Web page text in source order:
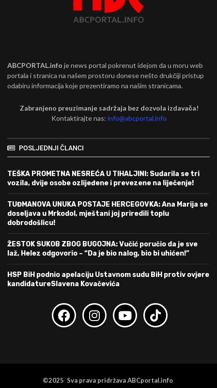
ABCPORTAL.info je news portal pokrenut idejom da u moru web
portala i stranica na našem prostoru donese nešto drukčiji pristup
odabiru informacija koje prezentiramo na našim stranicama.
Zabranjeno preuzimanje sadržaja bez dozvola izdavača!
Kontaktirajte nas:info@abcportal.info
POSLJEDNJI ČLANCI
TEŠKA PROMETNA NESREĆA U TIHALJINI: Sudarila se tri
vozila, dvije osobe ozlijeđene i prevezene na liječenje!
TUĐMANOVA UNUKA POSTAJE HERCEGOVKA: Ana Marija se
doseljava u Mrkodol, mještani joj priredili toplu
dobrodošlicu!
ŽESTOK SUKOB ZBOG BUGOJNA: Vučić poručio da je sve
laž, Helez odgovorio – “Da je bio nalog, bio bi uhićen!”
HSP BiH podnio apelaciju Ustavnom sudu BiH protiv ovjere
kandidatureSlavena Kovačevića
©2025 Sva prava pridržava ABCportal.info